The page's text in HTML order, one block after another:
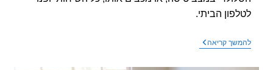
הביתי.
קריאהסרטון